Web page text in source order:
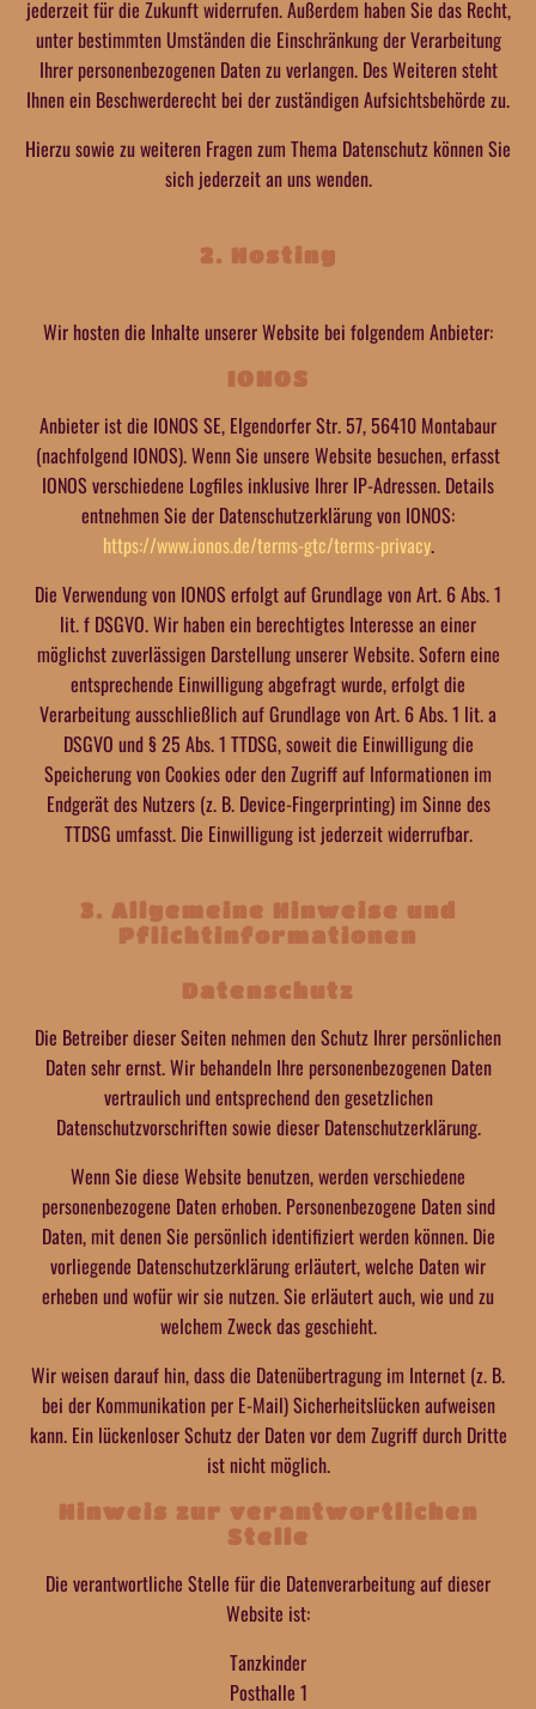
jederzeit für die Zukunft widerrufen. Außerdem haben Sie das Recht,
unter bestimmten Umständen die Einschränkung der Verarbeitung
Ihrer personenbezogenen Daten zu verlangen. Des Weiteren steht
Ihnen ein Beschwerderecht bei der zuständigen Aufsichtsbehörde zu.
Hierzu sowie zu weiteren Fragen zum Thema Datenschutz können Sie
sich jederzeit an uns wenden.
2. Hosting
Wir hosten die Inhalte unserer Website bei folgendem Anbieter:
IONOS
Anbieter ist die IONOS SE, Elgendorfer Str. 57, 56410 Montabaur
(nachfolgend IONOS). Wenn Sie unsere Website besuchen, erfasst
IONOS verschiedene Logfiles inklusive Ihrer IP-Adressen. Details
entnehmen Sie der Datenschutzerklärung von IONOS:
https://www.ionos.de/terms-gtc/terms-privacy.
Die Verwendung von IONOS erfolgt auf Grundlage von Art. 6 Abs. 1
lit. f DSGVO. Wir haben ein berechtigtes Interesse an einer
möglichst zuverlässigen Darstellung unserer Website. Sofern eine
entsprechende Einwilligung abgefragt wurde, erfolgt die
Verarbeitung ausschließlich auf Grundlage von Art. 6 Abs. 1 lit. a
DSGVO und § 25 Abs. 1 TTDSG, soweit die Einwilligung die
Speicherung von Cookies oder den Zugriff auf Informationen im
Endgerät des Nutzers (z. B. Device-Fingerprinting) im Sinne des
TTDSG umfasst. Die Einwilligung ist jederzeit widerrufbar.
3. Allgemeine Hinweise und
Pflicht­informationen
Datenschutz
Die Betreiber dieser Seiten nehmen den Schutz Ihrer persönlichen
Daten sehr ernst. Wir behandeln Ihre personenbezogenen Daten
vertraulich und entsprechend den gesetzlichen
Datenschutzvorschriften sowie dieser Datenschutzerklärung.
Wenn Sie diese Website benutzen, werden verschiedene
personenbezogene Daten erhoben. Personenbezogene Daten sind
Daten, mit denen Sie persönlich identifiziert werden können. Die
vorliegende Datenschutzerklärung erläutert, welche Daten wir
erheben und wofür wir sie nutzen. Sie erläutert auch, wie und zu
welchem Zweck das geschieht.
Wir weisen darauf hin, dass die Datenübertragung im Internet (z. B.
bei der Kommunikation per E-Mail) Sicherheitslücken aufweisen
kann. Ein lückenloser Schutz der Daten vor dem Zugriff durch Dritte
ist nicht möglich.
Hinweis zur verantwortlichen
Stelle
Die verantwortliche Stelle für die Datenverarbeitung auf dieser
Website ist:
Tanzkinder
Posthalle 1